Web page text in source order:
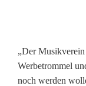
m
e
„Der
Werbetrommel
noch werden